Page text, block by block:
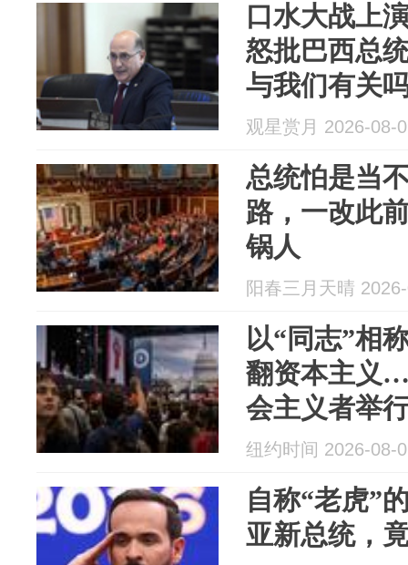
口水大战上
怒批巴西总
与我们有关
观星赏月 2026-08-
总统怕是当
路，一改此
锅人
阳春三月天晴
以“同志”相
翻资本主义
会主义者举
统“改造美国
纽约时间 2026-08-
自称“老虎”
亚新总统，